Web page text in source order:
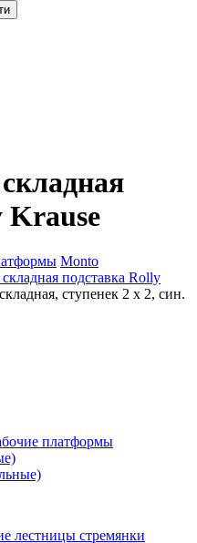
Krause
Monto
подставка Rolly
ступенек 2 х 2, син.
платформы
лестницы стремянки